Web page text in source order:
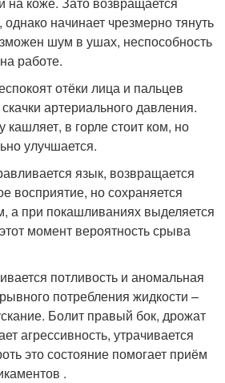
начинает чрезмерно тянуть
шум в ушах, неспособность
работе.
отёки лица и пальцев
артериального давления.
в горле стоит ком, но
улучшается.
язык, возвращается
восприятие, но сохраняется
а при покашливаниях выделяется
момент вероятность срыва
потливость и аномальная
потребления жидкости –
Болит правый бок, дрожат
агрессивность, утрачивается
это состояние помогает приём
.